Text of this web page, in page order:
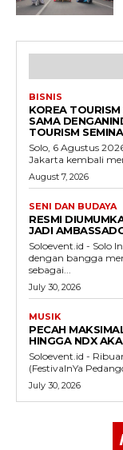
BISNIS
KOREA
SAMA
TOURISM
Solo, 6 Agustus
Jakarta kembali
August 7, 2026
SENI DAN BUDAYA
RESMI
JADI
Soloevent.id - Solo
dengan bangga
sebagai...
July 30, 2026
MUSIK
PECAH
HINGGA NDX
Soloevent.id -
(FestivalnYa
July 30, 2026